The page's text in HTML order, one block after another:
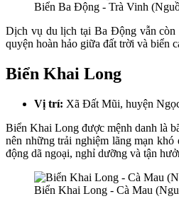
Biển Ba Động - Trà Vinh
Dịch vụ du lịch tại Ba Động vẫn còn
quyện hoàn hảo giữa đất trời và biển
Biển Khai Long
Vị trí: Xã Đất Mũi, huyện
Biển Khai Long được mệnh danh là
nên những trải nghiệm lãng mạn
động dã ngoại, nghỉ dưỡng và tận
Biển Khai Long - Cà Mau